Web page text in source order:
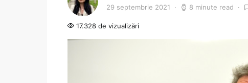
29 septembrie 2021 8 minute read
17.328 de vizualizări